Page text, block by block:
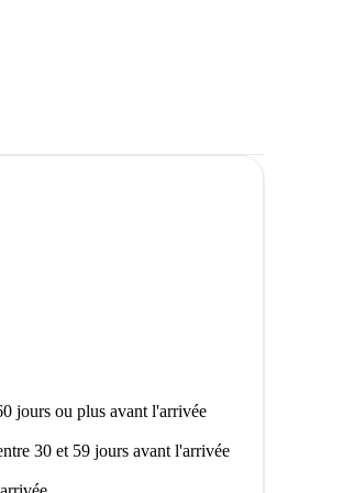
dans le centre-ville.
jours ou plus avant l'arrivée
30 et 59 jours avant l'arrivée